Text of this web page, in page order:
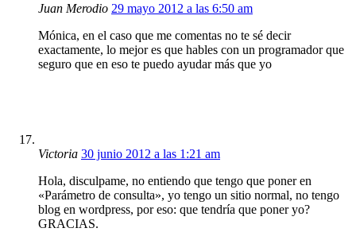
Juan Merodio 29 mayo 2012 a las 6:50 am
Mónica, en el caso que me comentas no te sé decir
exactamente, lo mejor es que hables con un programador que
seguro que en eso te puedo ayudar más que yo
Victoria 30 junio 2012 a las 1:21 am
Hola, disculpame, no entiendo que tengo que poner en
«Parámetro de consulta», yo tengo un sitio normal, no tengo
blog en wordpress, por eso: que tendría que poner yo?
GRACIAS.